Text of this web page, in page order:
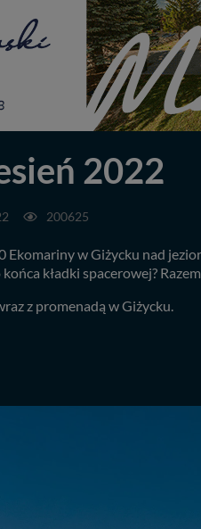
2022
200625
w Giżycku nad
kładki spacerowej?
z promenadą w Giżycku.